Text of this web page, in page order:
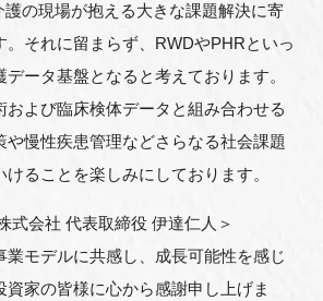
の現場が抱える大きな課題解決に寄
。それに留まらず、RWDやPHRといっ
ータ基盤となると考えております。
および臨床検体データと組み合わせる
や慢性疾患管理などさらなる社会課題
ることを楽しみにしております。
式会社 代表取締役 伊達仁人＞
業モデルに共感し、成長可能性を感じ
資家の皆様に心から感謝申し上げま